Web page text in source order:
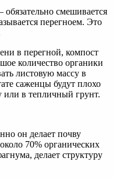
смешивается
перегноем. Это
в перегной, компост
количество органики
листовую массу в
саженцы будут плохо
или в тепличный грунт.
он делает почву
70% органических
делает структуру